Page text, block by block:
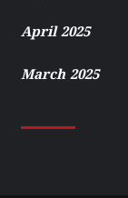
April 2025
March 2025